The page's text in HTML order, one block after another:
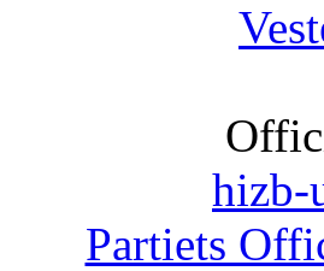
hizb-
Partiets